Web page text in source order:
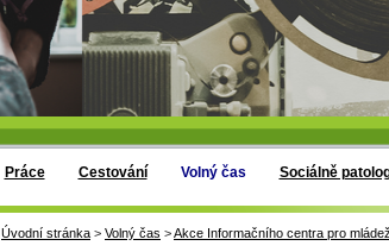
Práce Cestování Volný čas Sociálně
Úvodní stránka > Volný čas >Akce Informačního centra pro mládež